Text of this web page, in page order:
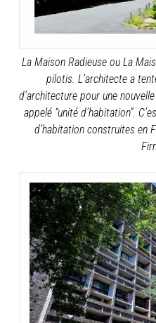
La Maison Radieuse ou La
pilotis. L’architecte a
d’architecture pour une
appelé “unité d’habitation”.
d’habitation construites en